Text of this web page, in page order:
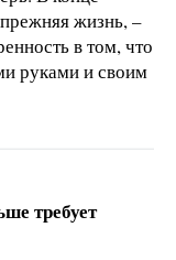
жизнь, –
в том, что
руками и своим
требует